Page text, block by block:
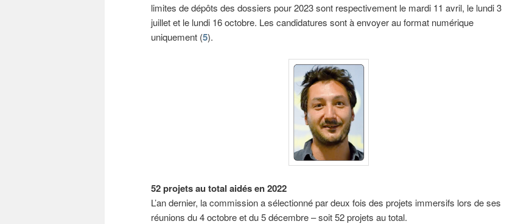
limites de dépôts des dossiers pour 2023 sont respectivement le mardi 11 avril, le lundi 3
juillet et le lundi 16 octobre. Les candidatures sont à envoyer au format numérique
uniquement (5).
52 projets au total aidés en 2022
L’an dernier, la commission a sélectionné par deux fois des projets immersifs lors de ses
réunions du 4 octobre et du 5 décembre – soit 52 projets au total.